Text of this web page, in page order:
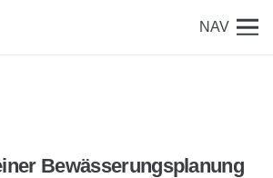
NAV
Bewässerungsplanung